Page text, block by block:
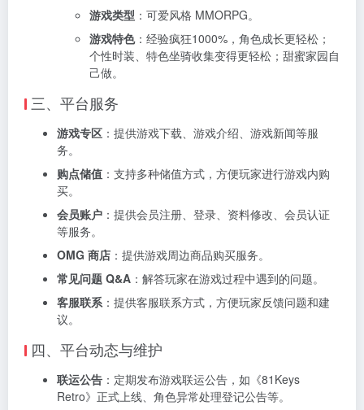
游戏类型 ：可爱风格 MMORPG。
游戏特色：经验疯狂1000%，角色成长更轻松；
个性时装、特色坐骑收集变得更轻松；甜蜜家园自
己做。
三、平台服务
游戏专区 ：提供游戏下载、游戏介绍、游戏新闻等服
务。
购点储值 ：支持多种储值方式，方便玩家进行游戏内购
买。
会员账户 ：提供会员注册、登录、资料修改、会员认证
等服务。
OMG 商店 ：提供游戏周边商品购买服务。
常见问题 Q&A ：解答玩家在游戏过程中遇到的问题。
客服联系 ：提供客服联系方式，方便玩家反馈问题和建
议。
四、平台动态与维护
联运公告 ：定期发布游戏联运公告，如《81Keys
Retro》正式上线、角色异常处理登记公告等。